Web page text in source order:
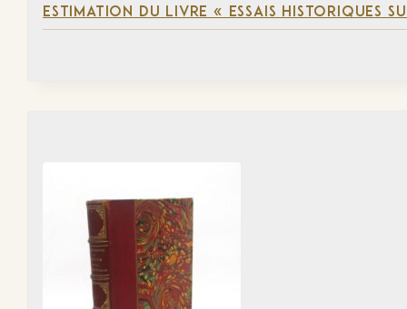
ESTIMATION DU LIVRE « ESSAIS HISTORIQUES